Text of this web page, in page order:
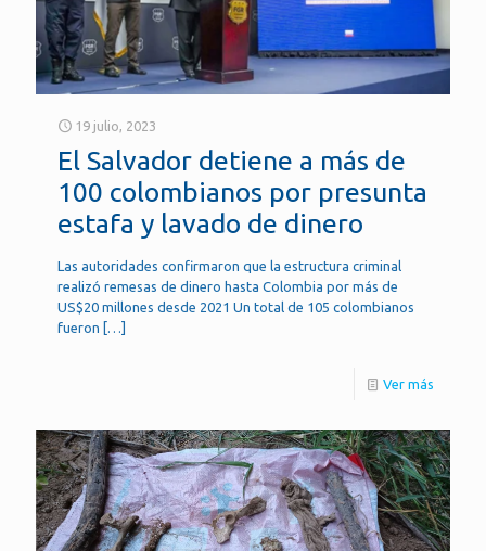
19 julio, 2023
El Salvador detiene a más de
100 colombianos por presunta
estafa y lavado de dinero
Las autoridades confirmaron que la estructura criminal
realizó remesas de dinero hasta Colombia por más de
US$20 millones desde 2021 Un total de 105 colombianos
fueron […]
Ver más